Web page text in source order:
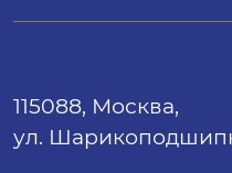
115088, Москва,
ул.